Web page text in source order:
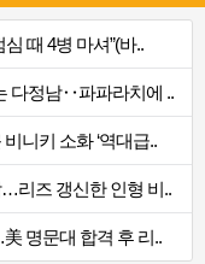
때 4병 마셔”(바..
다정남‥파파라치에 ..
니키 소화 ‘역대급..
리즈 갱신한 인형 비..
명문대 합격 후 리..